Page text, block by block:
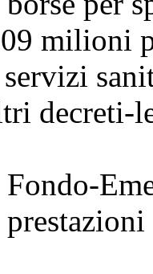
milioni
servizi
Fondo-